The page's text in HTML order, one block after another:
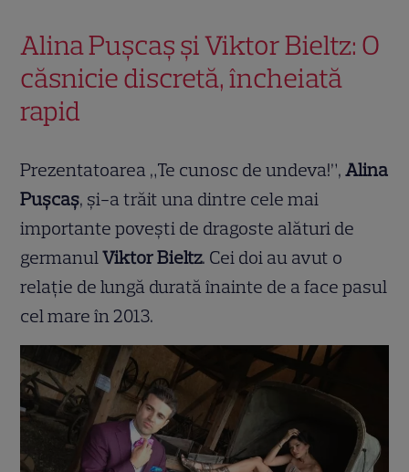
Alina Pușcaș și Viktor Bieltz: O
căsnicie discretă, încheiată
rapid
Prezentatoarea „Te cunosc de undeva!”,Alina
Pușcaș, și-a trăit una dintre cele mai
importante povești de dragoste alături de
germanulViktor Bieltz. Cei doi au avut o
relație de lungă durată înainte de a face pasul
cel mare în 2013.